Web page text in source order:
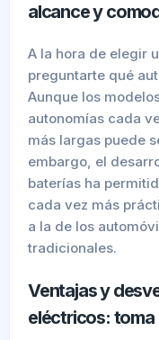
alcance y
A la hora de elegir
preguntarte qué
Aunque los
autonomías cada
más largas puede
embargo, el
baterías ha
cada vez más
a la de los
tradicionales.
Ventajas y
eléctricos: